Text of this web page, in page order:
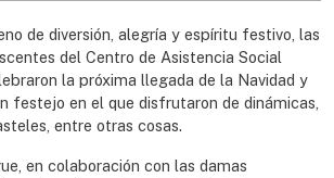
de diversión, alegría y espíritu festivo, las
del Centro de Asistencia Social
la próxima llegada de la Navidad y
festejo en el que disfrutaron de dinámicas,
entre otras cosas.
en colaboración con las damas